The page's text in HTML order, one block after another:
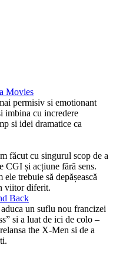
Movies
permisiv si emotionant
imbina cu incredere
si idei dramatice ca
făcut cu singurul scop de a
CGI și acțiune fără sens.
trebuie să depășească
viitor diferit.
Back
un suflu nou francizei
si a luat de ici de colo –
the X-Men si de a